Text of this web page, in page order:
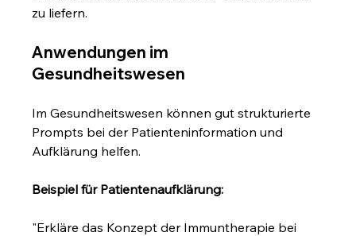
zu liefern.
Anwendungen im
Gesundheitswesen
Im Gesundheitswesen können gut strukturierte
Prompts bei der Patienteninformation und
Aufklärung helfen.
Beispiel für Patientenaufklärung:
"Erkläre das Konzept der Immuntherapie bei